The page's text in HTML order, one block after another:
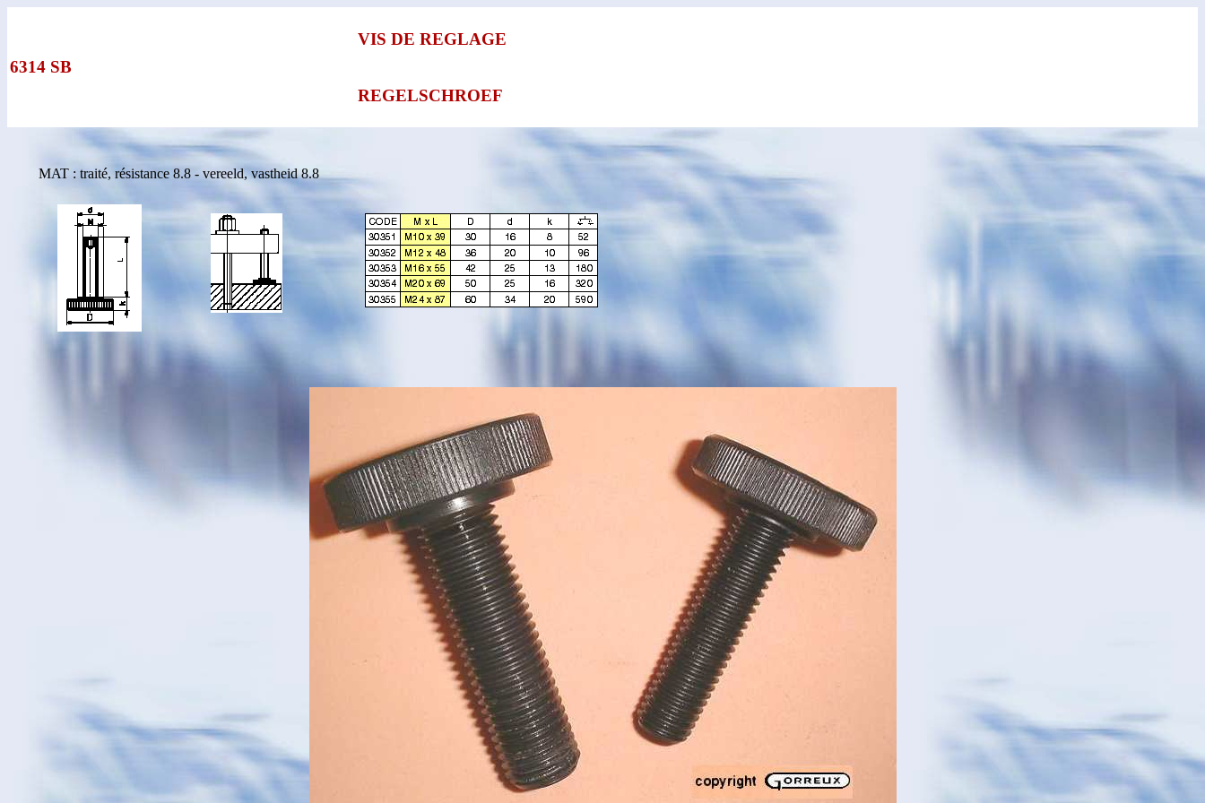
6314 SB
VIS DE REGLAGE
REGELSCHROEF
MAT : traité, résistance 8.8 - vereeld, vastheid 8.8